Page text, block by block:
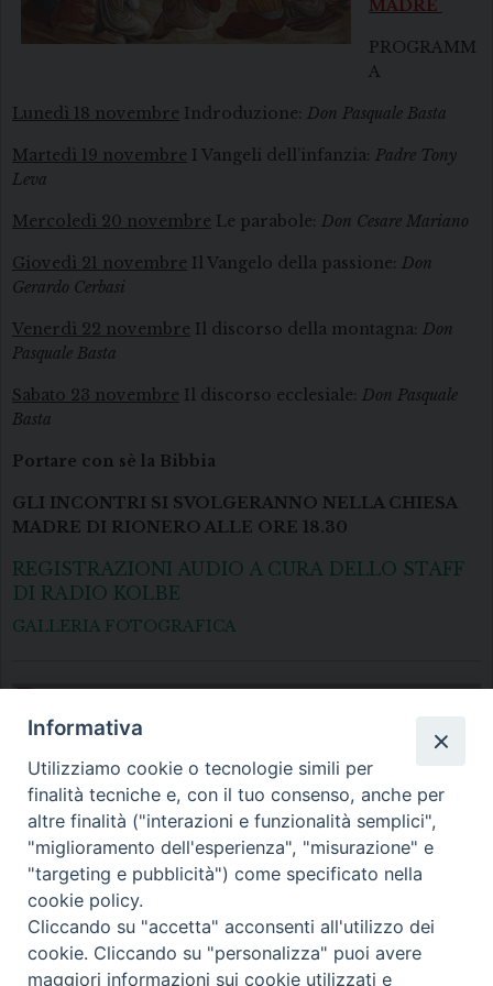
MADRE
PROGRAMM
A
Lunedì 18 novembre Indroduzione: Don Pasquale Basta
Martedì 19 novembre I Vangeli dell’infanzia: Padre Tony
Leva
Mercoledì 20 novembre Le parabole: Don Cesare Mariano
Giovedì 21 novembre Il Vangelo della passione: Don
Gerardo Cerbasi
Venerdì 22 novembre Il discorso della montagna: Don
Pasquale Basta
Sabato 23 novembre Il discorso ecclesiale: Don Pasquale
Basta
Portare con sè la Bibbia
GLI INCONTRI SI SVOLGERANNO NELLA CHIESA
MADRE DI RIONERO ALLE ORE 18.30
REGISTRAZIONI AUDIO A CURA DELLO STAFF
DI RADIO KOLBE
GALLERIA FOTOGRAFICA
Settimana Biblica Intervento del Vescovo
Diocesi di Melfi Rapolla Venosa
• Largo Duomo, 12 - 85025 MELFI (PZ) •
Tel. 0972238604
PEC ufficiale della Diocesi:
Informativa
Utilizziamo cookie o tecnologie simili per
finalità tecniche e, con il tuo consenso, anche per
altre finalità ("interazioni e funzionalità semplici",
"miglioramento dell'esperienza", "misurazione" e
"targeting e pubblicità") come specificato nella
cookie policy.
Cliccando su "accetta" acconsenti all'utilizzo dei
cookie. Cliccando su "personalizza" puoi avere
maggiori informazioni sui cookie utilizzati e